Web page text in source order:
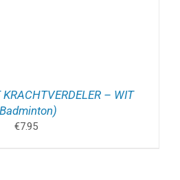
KRACHTVERDELER – WIT
€7.95